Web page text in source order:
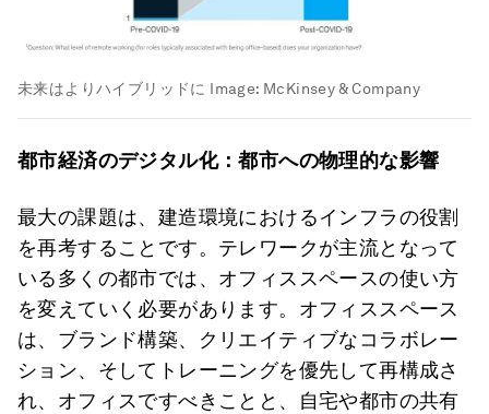
未来はよりハイブリッドに Image: McKinsey & Company
都市経済のデジタル化：都市への物理的な影響
最大の課題は、建造環境におけるインフラの役割
を再考することです。テレワークが主流となって
いる多くの都市では、オフィススペースの使い方
を変えていく必要があります。オフィススペース
は、ブランド構築、クリエイティブなコラボレー
ション、そしてトレーニングを優先して再構成さ
れ、オフィスですべきことと、自宅や都市の共有